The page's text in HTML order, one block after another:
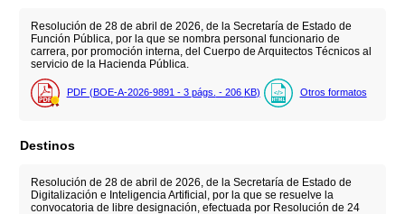
Resolución de 28 de abril de 2026, de la Secretaría de Estado de
Función Pública, por la que se nombra personal funcionario de
carrera, por promoción interna, del Cuerpo de Arquitectos Técnicos al
servicio de la Hacienda Pública.
PDF (BOE-A-2026-9891 - 3 págs. - 206 KB) Otros formatos
Destinos
Resolución de 28 de abril de 2026, de la Secretaría de Estado de
Digitalización e Inteligencia Artificial, por la que se resuelve la
convocatoria de libre designación, efectuada por Resolución de 24